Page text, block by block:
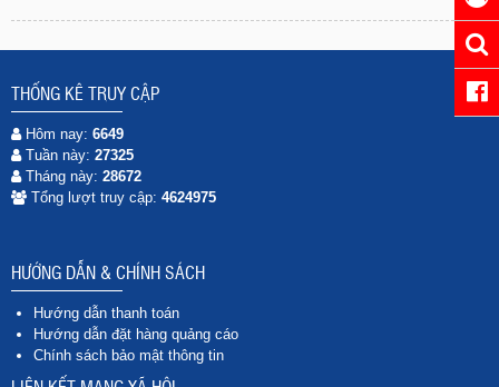
THỐNG KÊ TRUY CẬP
Hôm nay: 6649
Tuần này: 27325
Tháng này: 28672
Tổng lượt truy cập: 4624975
HƯỚNG DẪN & CHÍNH SÁCH
Hướng dẫn thanh toán
Hướng dẫn đặt hàng quảng cáo
Chính sách bảo mật thông tin